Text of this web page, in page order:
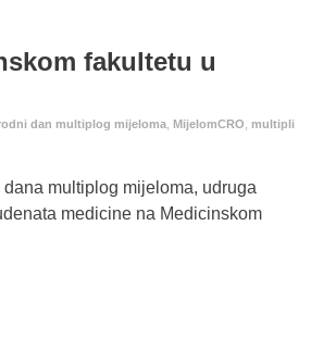
fakultetu u
dan multiplog mijeloma MijelomCRO
multipli
multiplog mijeloma, udruga
medicine na Medicinskom